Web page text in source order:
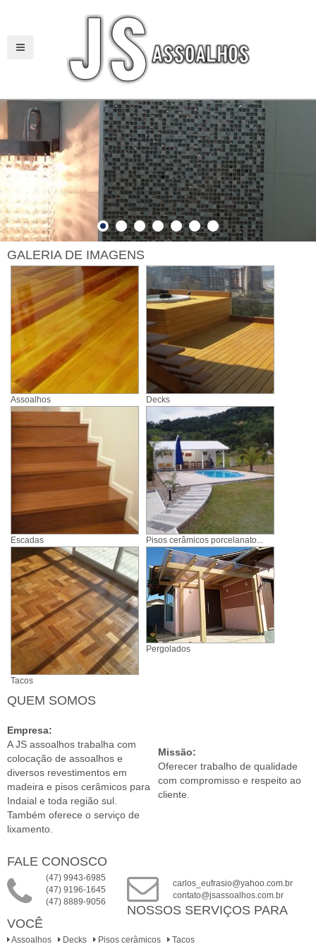
GALERIA DE IMAGENS
Assoalhos Decks
Escadas Pisos cerâmicos porcelanato...
Tacos
Pergolados
QUEM SOMOS
Empresa:
A JS assoalhos trabalha com
colocação de assoalhos e
diversos revestimentos em
madeira e pisos cerâmicos para
Indaial e toda região sul.
Também oferece o serviço de
lixamento.
Missão:
Oferecer trabalho de qualidade
com compromisso e respeito ao
cliente.
FALE CONOSCO
(47) 9943-6985
(47) 9196-1645
(47) 8889-9056
carlos_eufrasio@yahoo.com.br
contato@jsassoalhos.com.br
NOSSOS SERVIÇOS PARA
VOCÊ
Assoalhos Decks Pisos cerâmicos Tacos